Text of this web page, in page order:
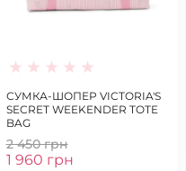
СУМКА-ШОПЕР VICTORIA'S
SECRET WEEKENDER TOTE
BAG
2 450 грн
1 960 грн